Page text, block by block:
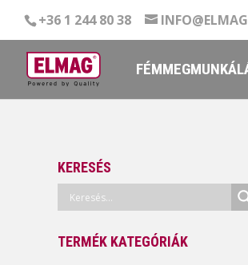
+36 1 244 80 38
KERESÉS
TERMÉK KATEGÓRIÁK